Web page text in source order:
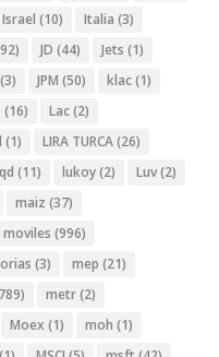
Israel (10) Italia (3)
JD (44) Jets (1)
(3) JPM (50) klac(1)
(16) Lac(2)
(1) LIRA TURCA(26)
(11) lukoy(2) Luv(2)
maiz (37)
moviles (996)
(3) mep (21)
metr(2)
Moex (1) moh (1)